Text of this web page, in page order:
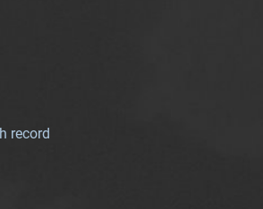
record